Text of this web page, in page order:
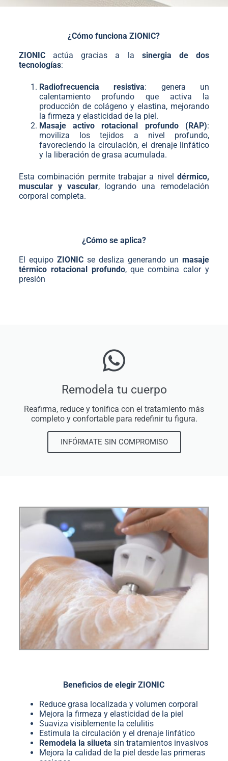
¿Cómo funciona ZIONIC?
ZIONICactúa gracias a la sinergia de dos
tecnologías:
Radiofrecuencia resistiva: genera un
calentamiento profundo que activa la
producción de colágeno y elastina, mejorando
la firmeza y elasticidad de la piel.
Masaje activo rotacional profundo (RAP):
moviliza los tejidos a nivel profundo,
favoreciendo la circulación, el drenaje linfático
y la liberación de grasa acumulada.
Esta combinación permite trabajar a niveldérmico,
muscular y vascular, logrando una remodelación
corporal completa.
¿Cómo se aplica?
El equipo ZIONICse desliza generando unmasaje
térmico rotacional profundo, que combina calor y
presión
Remodela tu cuerpo
Reafirma, reduce y tonifica con el tratamiento más
completo y confortable para redefinir tu figura.
INFÓRMATE SIN COMPROMISO
Beneficios de elegir ZIONIC
Reduce grasa localizada y volumen corporal
Mejora la firmeza y elasticidad de la piel
Suaviza visiblemente la celulitis
Estimula la circulación y el drenaje linfático
Remodela la silueta sin tratamientos invasivos
Mejora la calidad de la piel desde las primeras